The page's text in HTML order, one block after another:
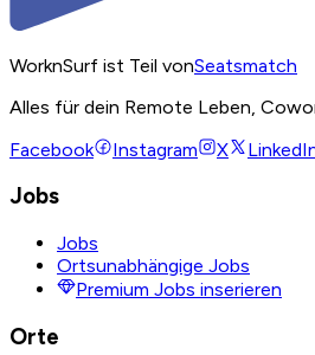
WorknSurf ist Teil vonSeatsmatch
Alles für dein Remote Leben,
Facebook
Instagram X
Jobs
Jobs
Ortsunabhängige Jobs
Premium Jobs inserieren
Orte